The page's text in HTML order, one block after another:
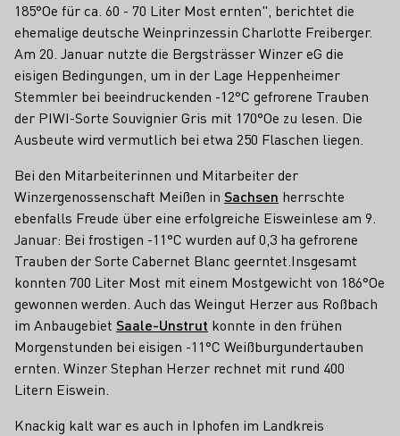
185°Oe für ca. 60 - 70 Liter Most ernten", berichtet die
ehemalige deutsche Weinprinzessin Charlotte Freiberger.
Am 20. Januar nutzte die Bergsträsser Winzer eG die
eisigen Bedingungen, um in der Lage Heppenheimer
Stemmler bei beeindruckenden -12°C gefrorene Trauben
der PIWI-Sorte Souvignier Gris mit 170°Oe zu lesen. Die
Ausbeute wird vermutlich bei etwa 250 Flaschen liegen.
Bei den Mitarbeiterinnen und Mitarbeiter der
Winzergenossenschaft Meißen in Sachsen herrschte
ebenfalls Freude über eine erfolgreiche Eisweinlese am 9.
Januar: Bei frostigen -11°C wurden auf 0,3 ha gefrorene
Trauben der Sorte Cabernet Blanc geerntet.Insgesamt
konnten 700 Liter Most mit einem Mostgewicht von 186°Oe
gewonnen werden. Auch das Weingut Herzer aus Roßbach
im Anbaugebiet Saale-Unstrut konnte in den frühen
Morgenstunden bei eisigen -11°C Weißburgundertauben
ernten. Winzer Stephan Herzer rechnet mit rund 400
Litern Eiswein.
Knackig kalt war es auch in Iphofen im Landkreis